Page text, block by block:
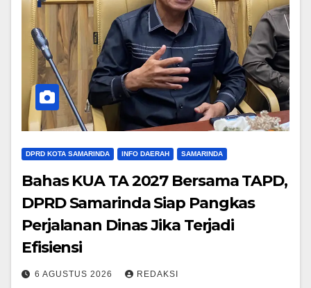
DPRD KOTA SAMARINDA INFO DAERAH SAMARINDA
Bahas KUA TA 2027 Bersama TAPD,
DPRD Samarinda Siap Pangkas
Perjalanan Dinas Jika Terjadi
Efisiensi
6 AGUSTUS 2026 REDAKSI